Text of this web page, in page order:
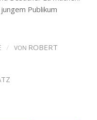
Publikum
/ VON ROBERT